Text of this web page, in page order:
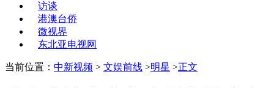
访谈
港澳台侨
微视界
东北亚电视网
当前位置： 中新视频 > 文娱前线 >明星 >正文